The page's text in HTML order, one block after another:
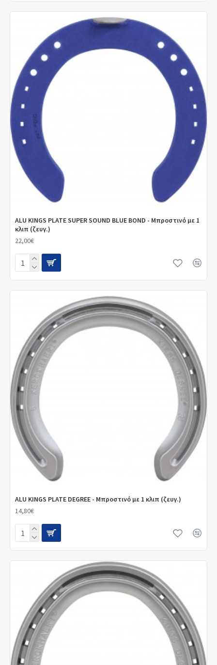
ALU KINGS PLATE SUPER SOUND BLUE BOND - Μπροστινό με 1
κλιπ (ζευγ.)
22,00€
ALU KINGS PLATE DEGREE - Μπροστινό με 1 κλιπ (ζευγ.)
14,80€